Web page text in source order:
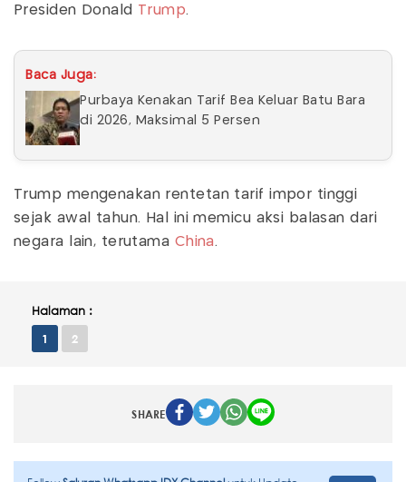
Presiden Donald Trump.
Baca Juga:
Purbaya Kenakan Tarif Bea Keluar Batu Bara
di 2026, Maksimal 5 Persen
Trump mengenakan rentetan tarif impor tinggi
sejak awal tahun. Hal ini memicu aksi balasan dari
negara lain, terutama China .
Halaman :
1 2
SHARE